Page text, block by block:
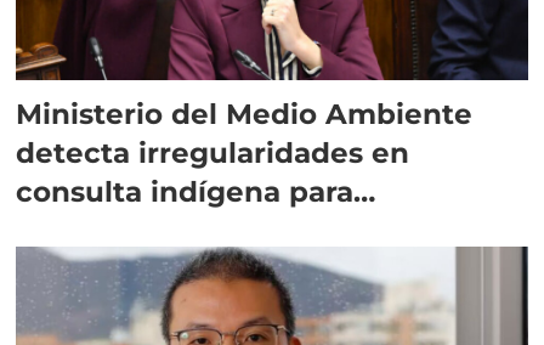
Ministerio del Medio Ambiente
detecta irregularidades en
consulta indígena para